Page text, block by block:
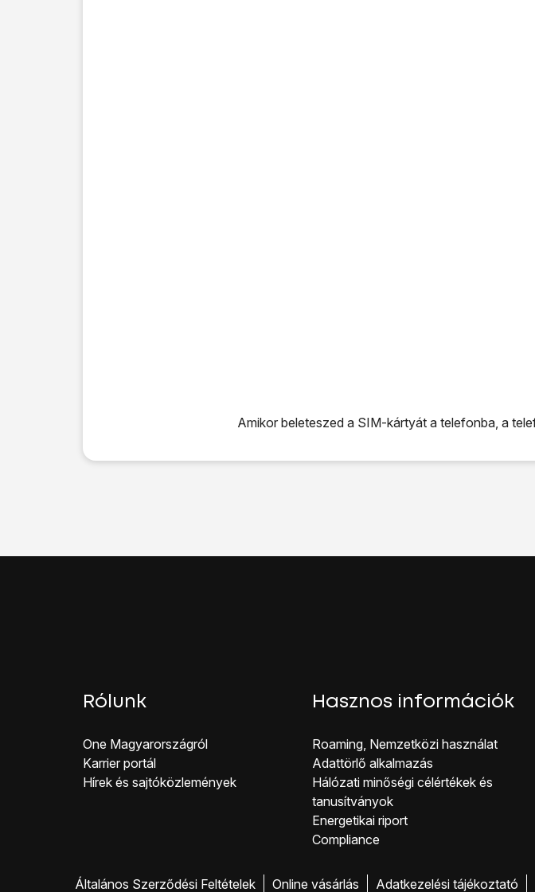
Amikor beleteszed a SIM-kártyát a telefonba, a
Rólunk
One Magyar országról
Karrier portál
Hírek és sajtóközlemények
Hasznos információk
Roaming, Nemzetközi használat
Adattörlő alkalmazás
Hálózati minőségi célérté kek és
tanusítványok
Energetikai riport
Co mpliance
Általános Szerződési Feltételek Online vásárlás Adatkezelési tájékoztató